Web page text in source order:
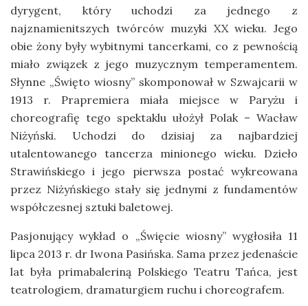
dyrygent, który uchodzi za jednego z
najznamienitszych twórców muzyki XX wieku. Jego
obie żony były wybitnymi tancerkami, co z pewnością
miało związek z jego muzycznym temperamentem.
Słynne „Święto wiosny” skomponował w Szwajcarii w
1913 r. Prapremiera miała miejsce w Paryżu i
choreografię tego spektaklu ułożył Polak – Wacław
Niżyński. Uchodzi do dzisiaj za najbardziej
utalentowanego tancerza minionego wieku. Dzieło
Strawińskiego i jego pierwsza postać wykreowana
przez Niżyńskiego stały się jednymi z fundamentów
współczesnej sztuki baletowej.
Pasjonujący wykład o „Święcie wiosny” wygłosiła 11
lipca 2013 r. dr Iwona Pasińska. Sama przez jedenaście
lat była primabaleriną Polskiego Teatru Tańca, jest
teatrologiem, dramaturgiem ruchu i choreografem.